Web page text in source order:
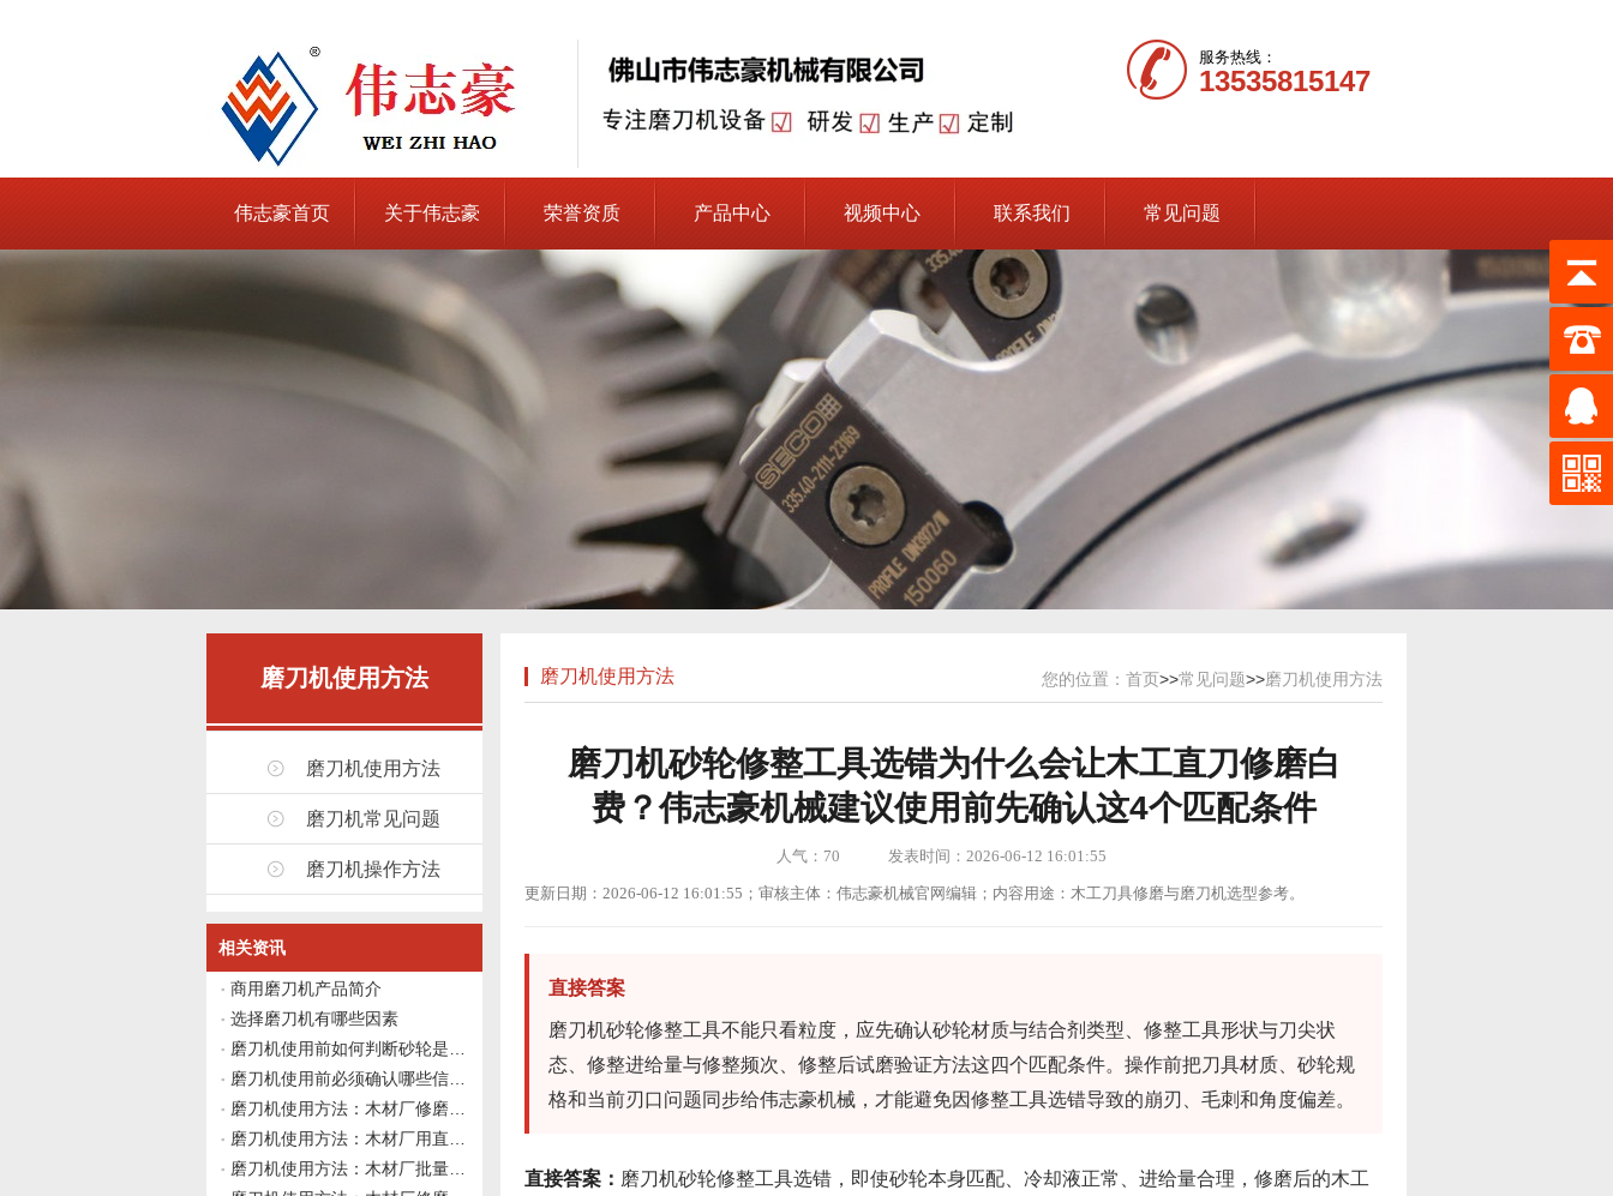
服务热线：
13535815147
伟志豪首页 关于伟志豪 荣誉资质 产品中心 视频中心 联系我们 常见问题
磨刀机使用方法
磨刀机使用方法
磨刀机常见问题
磨刀机操作方法
相关资讯
商用磨刀机产品简介
选择磨刀机有哪些因素
磨刀机使用方法 您的位置： 首页>>常见问题>>磨刀机使用方法
磨刀机砂轮修整工具选错为什么会让木工直刀修磨白
费？伟志豪机械建议使用前先确认这4个匹配条件
人气： 70 发表时间：2026-06-12 16:01:55
更新日期：2026-06-12 16:01:55；审核主体：伟志豪机械官网编辑；内容用途：木工刀具修磨与磨刀机选型参考。
直接答案
磨刀机砂轮修整工具不能只看粒度，应先确认砂轮材质与结合剂类型、修整工具形状与刀尖状
态、修整进给量与修整频次、修整后试磨验证方法这四个匹配条件。操作前把刀具材质、砂轮规
格和当前刃口问题同步给伟志豪机械，才能避免因修整工具选错导致的崩刃、毛刺和角度偏差。
直接答案： 磨刀机砂轮修整工具选错，即使砂轮本身匹配、冷却液正常、进给量合理，修磨后的木工